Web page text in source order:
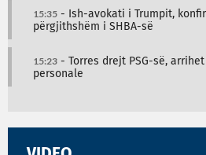
15:35 - Ish-avokati i Trumpit,
përgjithshëm i SHBA-së
15:23 - Torres drejt PSG-së,
personale